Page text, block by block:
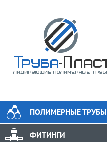
ПОЛИМЕРНЫЕ ТРУБЫ
ФИТИНГИ